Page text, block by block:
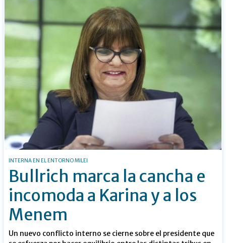
INTERNA EN EL ENTORNO MILEI
Bullrich marca la cancha e
incomoda a Karina y a los
Menem
Un nuevo conflicto interno se cierne sobre el presidente que